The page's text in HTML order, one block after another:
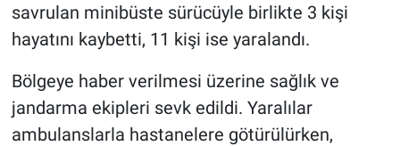
savrulan minibüste sürücüyle birlikte 3 kişi
hayatını kaybetti, 11 kişi ise yaralandı.
Bölgeye haber verilmesi üzerine sağlık ve
jandarma ekipleri sevk edildi. Yaralılar
ambulanslarla hastanelere götürülürken,